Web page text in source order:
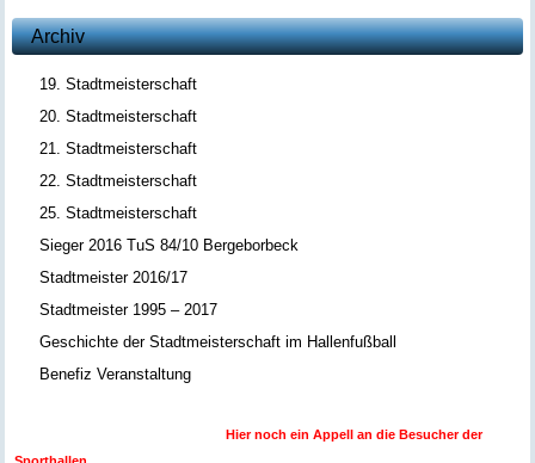
Archiv
19. Stadtmeisterschaft
20. Stadtmeisterschaft
21. Stadtmeisterschaft
22. Stadtmeisterschaft
25. Stadtmeisterschaft
Sieger 2016 TuS 84/10 Bergeborbeck
Stadtmeister 2016/17
Stadtmeister 1995 – 2017
Geschichte der Stadtmeisterschaft im Hallenfußball
Benefiz Veranstaltung
Hier noch ein Appell an die Besucher der